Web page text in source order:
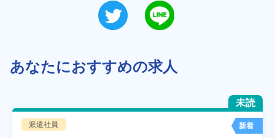
あなたにおすすめの求人
未読
派遣社員 新着